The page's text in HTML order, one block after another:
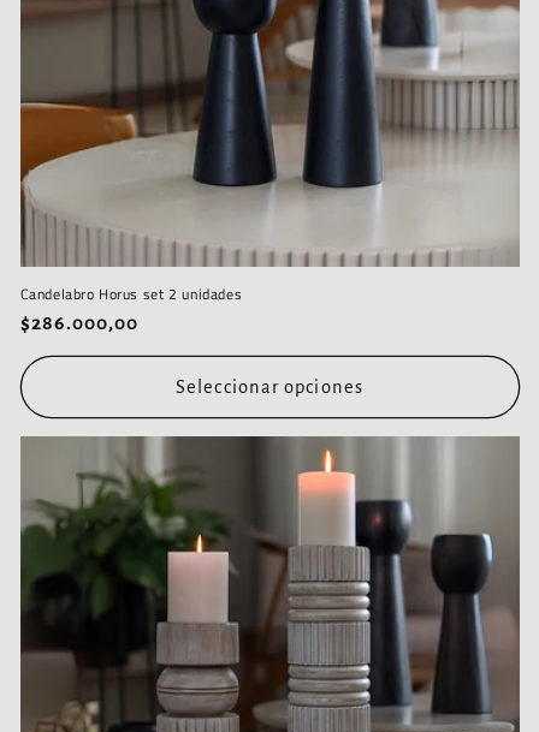
Candelabro Horus set 2 unidades
Precio
habitual
$286.000,00
Seleccionar opciones